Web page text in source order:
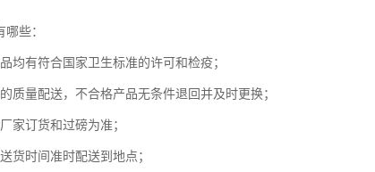
些：
均有符合国家卫生标准的许可和检疫；
质量配送，不合格产品无条件退回并及时更换；
家订货和过磅为准；
货时间准时配送到地点；